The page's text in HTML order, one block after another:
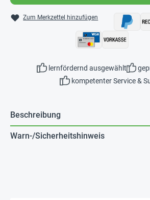
Zum Merkzettel hinzufügen
lernfördernd ausgewählt
kompetenter Service &
Beschreibung
Warn-/Sicherheitshinweis